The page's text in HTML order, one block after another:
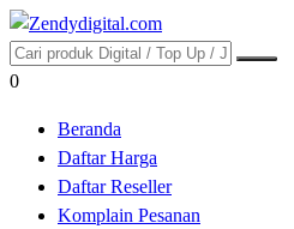
0
Beranda
Daftar Harga
Daftar Reseller
Komplain Pesanan